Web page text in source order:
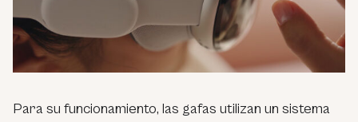
Para su funcionamiento, las gafas utilizan un sistema